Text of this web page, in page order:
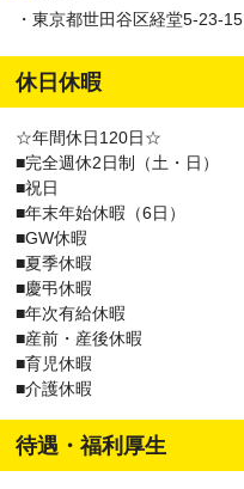
・東京都世田谷区経堂5-23-15
休日休暇
☆年間休日120日☆
■完全週休2日制（土・日）
■祝日
■年末年始休暇（6日）
■GW休暇
■夏季休暇
■慶弔休暇
■年次有給休暇
■産前・産後休暇
■育児休暇
■介護休暇
待遇・福利厚生